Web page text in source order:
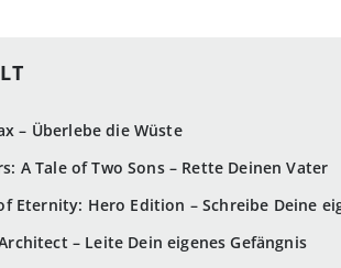
– Überlebe die Wüste
A Tale of Two Sons – Rette Deinen Vater
Eternity: Hero Edition – Schreibe Deine
– Leite Dein eigenes Gefängnis